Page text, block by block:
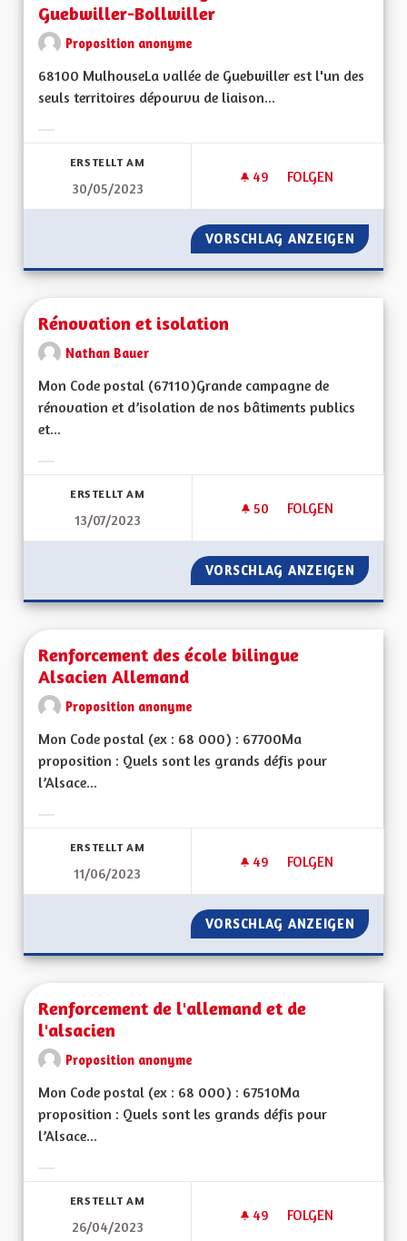
Guebwiller-Bollwiller
Proposition anonyme
68100 MulhouseLa vallée de Guebwiller est l'un des
seuls territoires dépourvu de liaison...
ERSTELLT AM
30/05/2023
49 49 FOLLOWER
FOLGEN
RÉOUVERTURE
VORSCHLAG ANZEIGEN
Rénovation et isolation
Nathan Bauer
Mon Code postal (67110)Grande campagne de
rénovation et d’isolation de nos bâtiments publics
et...
ERSTELLT AM
13/07/2023
50 50 FOLLOWER
FOLGEN
RÉNOVATION ET
VORSCHLAG ANZEIGEN
Renforcement des école bilingue
Alsacien Allemand
Proposition anonyme
Mon Code postal (ex : 68 000) : 67700Ma
proposition : Quels sont les grands défis pour
l’Alsace...
ERSTELLT AM
11/06/2023
49 49 FOLLOWER
FOLGEN
RENFORCEMENT
VORSCHLAG ANZEIGEN
Renforcement de l'allemand et de
l'alsacien
Proposition anonyme
Mon Code postal (ex : 68 000) : 67510Ma
proposition : Quels sont les grands défis pour
l’Alsace...
ERSTELLT AM
26/04/2023
49 49 FOLLOWER
FOLGEN
RENFORCEMENT